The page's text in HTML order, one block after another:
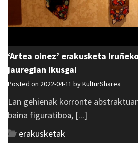
‘Artea oinez’ erakusketa
jauregian ikusgai
Posted on 2022-04-11 byKulturSharea
Lan gehienak korronte
baina figuratiboa, [...]
erakusketak